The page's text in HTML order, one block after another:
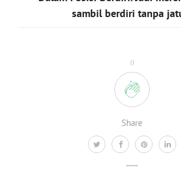
0
Share
sambil berdiri tanpa